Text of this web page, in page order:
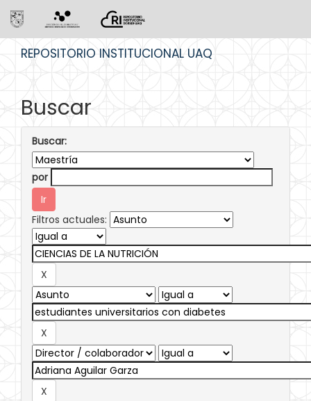
REPOSITORIO INSTITUCIONAL UAQ
Buscar
Buscar:
por
Filtros actuales: